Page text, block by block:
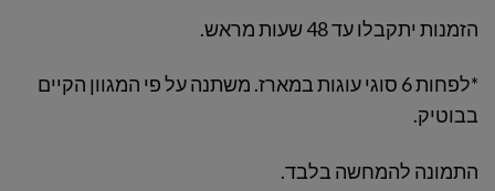
הזמנות יתקבלו עד 48 שעות מראש.
*לפחות 6 סוגי עוגות במארז. משתנה על פי המגוון הקיים
בבוטיק.
התמונה להמחשה בלבד.